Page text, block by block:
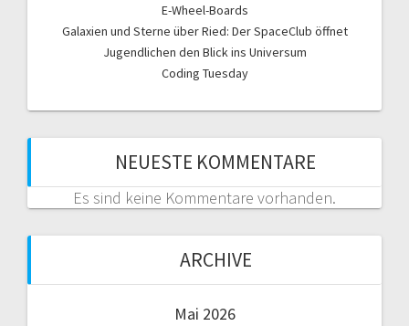
E-Wheel-Boards
Galaxien und Sterne über Ried: Der SpaceClub öffnet
Jugendlichen den Blick ins Universum
Coding Tuesday
NEUESTE KOMMENTARE
Es sind keine Kommentare vorhanden.
ARCHIVE
Mai 2026